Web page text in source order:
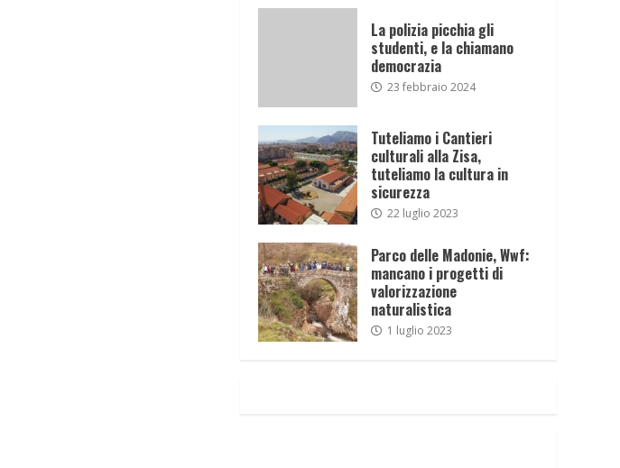
La polizia picchia gli
studenti, e la chiamano
democrazia
23 febbraio 2024
Tuteliamo i Cantieri
culturali alla Zisa,
tuteliamo la cultura in
sicurezza
22 luglio 2023
Parco delle Madonie, Wwf:
mancano i progetti di
valorizzazione
naturalistica
1 luglio 2023